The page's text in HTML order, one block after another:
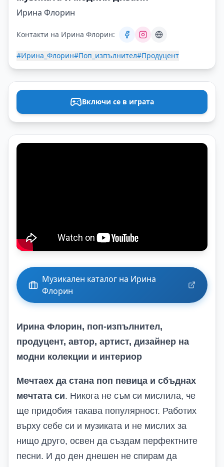
Ирина Флорин
Контакти на Ирина Флорин:
#Ирина_Флорин#Поп_изпълнител#Продуцент
Включи се в играта
Музикален каталог на Ирина
Флорин
Ирина Флорин, поп-изпълнител,
продуцент, автор, артист, дизайнер на
модни колекции и интериор
Мечтаех да стана поп певица и сбъднах
мечтата си. Никога не съм си мислила, че
ще придобия такава популярност. Работих
върху себе си и музиката и не мислих за
нищо друго, освен да създам перфектните
песни. И до ден днешен не спирам да